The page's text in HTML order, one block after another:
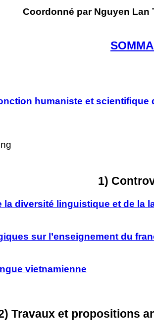
Coordonné par Nguyen Lan
humaniste et scientifique
1)
diversité linguistique et de la
sur l’enseignement du
vietnamienne
Travaux et propositions